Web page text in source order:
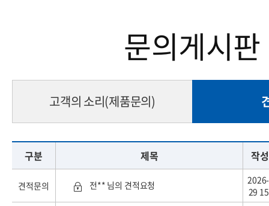
문의게시판
고객의 소리(제품문의)
구분 제목 작
견적문의 전** 님의 견적요청
29